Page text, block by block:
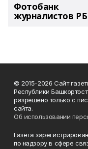
Фотобанк
журналистов РБ
© 2015-2026 Сайт
Республики
разрешено только с
сайта.
Об использовании
Газета
по надзору в сфере